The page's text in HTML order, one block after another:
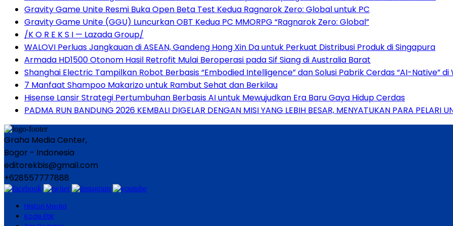
Gravity Game Unite Resmi Buka Open Beta Test Kedua Ragnarok Zero: Global untuk PC
Gravity Game Unite (GGU) Luncurkan OBT Kedua PC MMORPG “Ragnarok Zero: Global”
/K O R E K S I — Lazada Group/
WALOVI Perluas Jangkauan di ASEAN, Gandeng Hong Xin Da untuk Perkuat Distribusi Produk di Singapura
Armada HD1500 Otonom Hasil Retrofit Mulai Beroperasi pada Sif Siang di Australia Barat
Shanghai Electric Tampilkan Robot Berbasis “Embodied Intelligence” dan Solusi Pabrik Cerdas “AI-Native” di
7 Manfaat Shampoo Makarizo untuk Rambut Sehat dan Berkilau
Hisense Lansir Strategi Pertumbuhan Berbasis AI untuk Mewujudkan Era Baru Gaya Hidup Cerdas
PADMA RUN BANDUNG 2026 KEMBALI DIGELAR DENGAN MISI YANG LEBIH BESAR, MENYATUKAN PARA PELARI
Graha Media Center,
Bogor - Indonesia
editorekbis@gmail.com
+628557777888
Histori Media
Kode Etik